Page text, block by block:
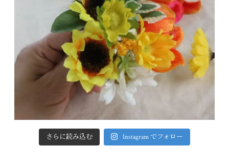
さらに読み込む Instagram でフォロー